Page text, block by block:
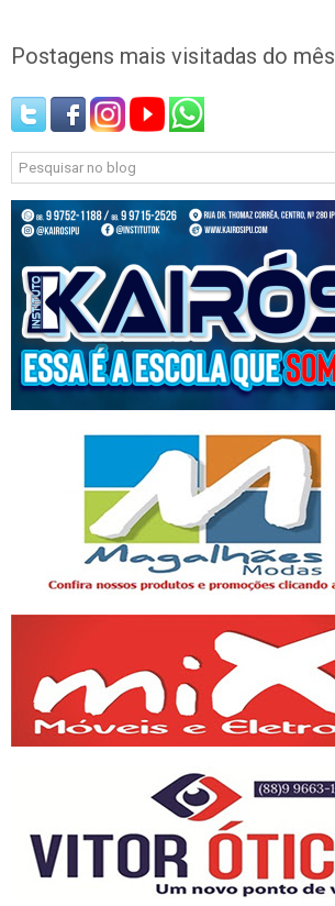
Postagens mais visitadas do mês